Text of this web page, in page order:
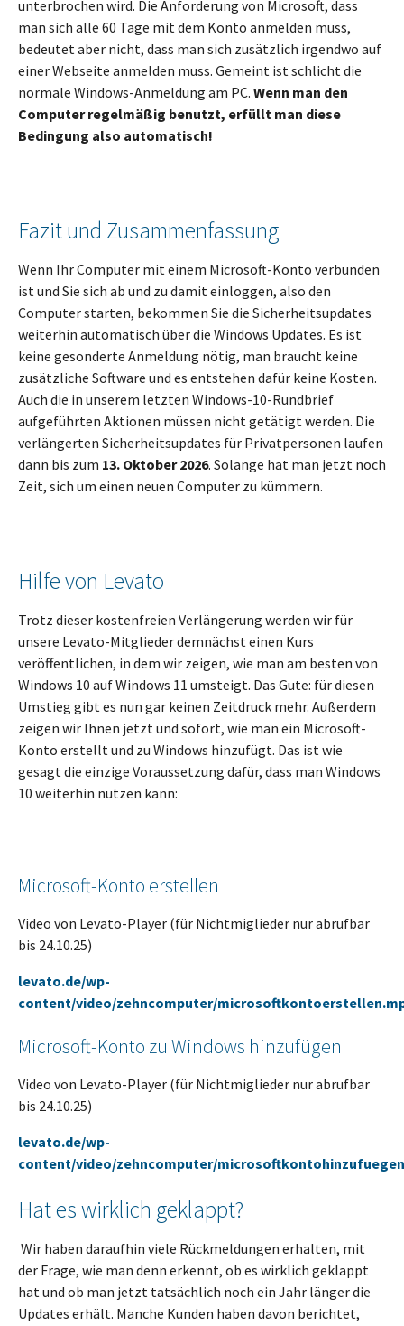
unterbrochen wird. Die Anforderung von Microsoft, dass
man sich alle 60 Tage mit dem Konto anmelden muss,
bedeutet aber nicht, dass man sich zusätzlich irgendwo auf
einer Webseite anmelden muss. Gemeint ist schlicht die
normale Windows-Anmeldung am PC. Wenn man den
Computer regelmäßig benutzt, erfüllt man diese
Bedingung also automatisch!
Fazit und Zusammenfassung
Wenn Ihr Computer mit einem Microsoft-Konto verbunden
ist und Sie sich ab und zu damit einloggen, also den
Computer starten, bekommen Sie die Sicherheitsupdates
weiterhin automatisch über die Windows Updates. Es ist
keine gesonderte Anmeldung nötig, man braucht keine
zusätzliche Software und es entstehen dafür keine Kosten.
Auch die in unserem letzten Windows-10-Rundbrief
aufgeführten Aktionen müssen nicht getätigt werden. Die
verlängerten Sicherheitsupdates für Privatpersonen laufen
dann bis zum 13. Oktober 2026. Solange hat man jetzt noch
Zeit, sich um einen neuen Computer zu kümmern.
Hilfe von Levato
Trotz dieser kostenfreien Verlängerung werden wir für
unsere Levato-Mitglieder demnächst einen Kurs
veröffentlichen, in dem wir zeigen, wie man am besten von
Windows 10 auf Windows 11 umsteigt. Das Gute: für diesen
Umstieg gibt es nun gar keinen Zeitdruck mehr. Außerdem
zeigen wir Ihnen jetzt und sofort, wie man ein Microsoft-
Konto erstellt und zu Windows hinzufügt. Das ist wie
gesagt die einzige Voraussetzung dafür, dass man Windows
10 weiterhin nutzen kann:
Microsoft-Konto erstellen
Video von Levato-Player (für Nichtmiglieder nur abrufbar
bis 24.10.25)
levato.de/wp-
content/video/zehncomputer/
Microsoft-Konto zu Windows hinzufügen
Video von Levato-Player (für Nichtmiglieder nur abrufbar
bis 24.10.25)
levato.de/wp-
content/video/zehncomputer/
Hat es wirklich geklappt?
Wir haben daraufhin viele Rückmeldungen erhalten, mit
der Frage, wie man denn erkennt, ob es wirklich geklappt
hat und ob man jetzt tatsächlich noch ein Jahr länger die
Updates erhält. Manche Kunden haben davon berichtet,